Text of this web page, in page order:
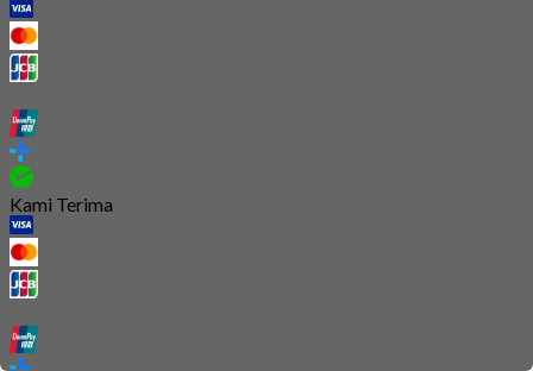
Kami Terima